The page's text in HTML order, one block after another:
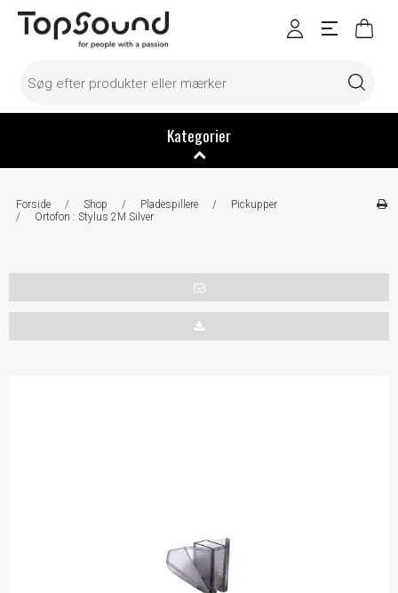
Kategorier
Forside / Shop / Pladespillere /
Pickupper
/
Ortofon : Stylus 2M Silver